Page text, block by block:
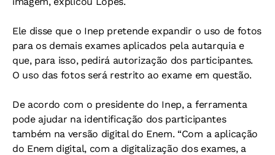
Ele disse que o Inep pretende expandir o uso de fotos
para os demais exames aplicados pela autarquia e
que, para isso, pedirá autorização dos participantes.
O uso das fotos será restrito ao exame em questão.
De acordo com o presidente do Inep, a ferramenta
pode ajudar na identificação dos participantes
também na versão digital do Enem. “Com a aplicação
do Enem digital, com a digitalização dos exames, a